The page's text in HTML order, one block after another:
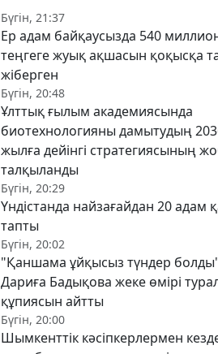
Бүгін, 21:37
Ер адам байқаусызда 540
теңгеге жуық ақшасын қоқысқа
жіберген
Бүгін, 20:48
Ұлттық ғылым академиясында
биотехнологияны дамытудың
жылға дейінгі стратегиясының
талқыланды
Бүгін, 20:29
Үндістанда найзағайдан 20 адам
тапты
Бүгін, 20:02
"Қаншама ұйқысыз түндер
Дариға Бадықова жеке өмірі
құпиясын айтты
Бүгін, 20:00
Шымкенттік кәсіпкерлермен